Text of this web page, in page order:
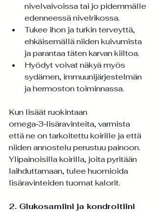
nivelvaivoissa tai jo pidemmälle
edenneessä nivelrikossa.
Tukee ihon ja turkin terveyttä,
ehkäisemällä niiden kuivumista
ja parantaa täten karvan kiiltoa.
Hyödyt voivat näkyä myös
sydämen, immuunijärjestelmän
ja hermoston toiminnassa.
Kun lisäät ruokintaan
omega‑3‑lisäravinteita, varmista
että ne on tarkoitettu koirille ja että
niiden annostelu perustuu painoon.
Ylipainoisilla koirilla, joita pyritään
laihduttamaan, tulee huomioida
lisäravinteiden tuomat kalorit.
2. Glukosamiini ja kondroitiini